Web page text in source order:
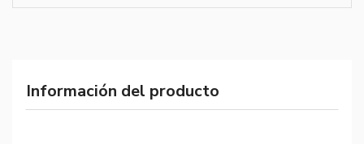
Información del producto